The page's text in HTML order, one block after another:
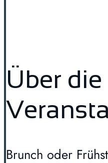
Über die
Brunch oder